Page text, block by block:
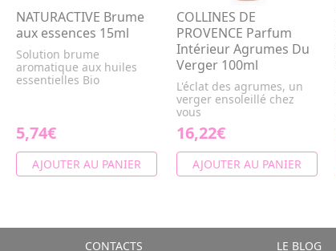
NATURACTIVE Brume
aux essences 15ml
Solution brume
aromatique aux huiles
essentielles Bio
5,74€
AJOUTER AU PANIER
COLLINES DE
PROVENCE Parfum
Intérieur Agrumes Du
Verger 100ml
L'éclat des agrumes, un
verger ensoleillé chez
vous
16,22€
AJOUTER AU PANIER
CONTACTS LE BLOG